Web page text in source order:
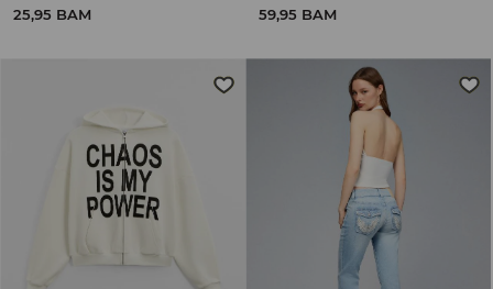
25,95 BAM 59,95 BAM